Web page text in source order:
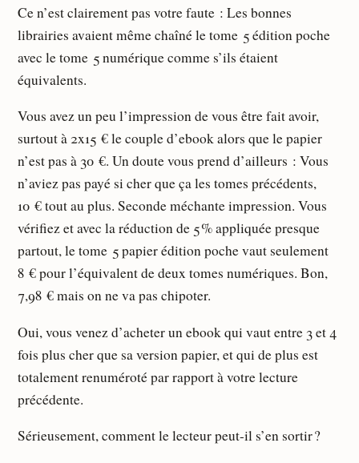
Ce n’est clairement pas votre faute : Les bonnes
librairies avaient même chaîné le tome 5 édition poche
avec le tome 5 numérique comme s’ils étaient
équivalents.
Vous avez un peu l’impression de vous être fait avoir,
surtout à 2x15 € le couple d’ebook alors que le papier
n’est pas à 30 €. Un doute vous prend d’ailleurs : Vous
n’aviez pas payé si cher que ça les tomes précédents,
10 € tout au plus. Seconde méchante impression. Vous
vérifiez et avec la réduction de 5 % appliquée presque
partout, le tome 5 papier édition poche vaut seulement
8 € pour l’équivalent de deux tomes numériques. Bon,
7,98 € mais on ne va pas chipoter.
Oui, vous venez d’acheter un ebook qui vaut entre 3 et 4
fois plus cher que sa version papier, et qui de plus est
totalement renuméroté par rapport à votre lecture
précédente.
Sérieusement, comment le lecteur peut-il s’en sortir ?